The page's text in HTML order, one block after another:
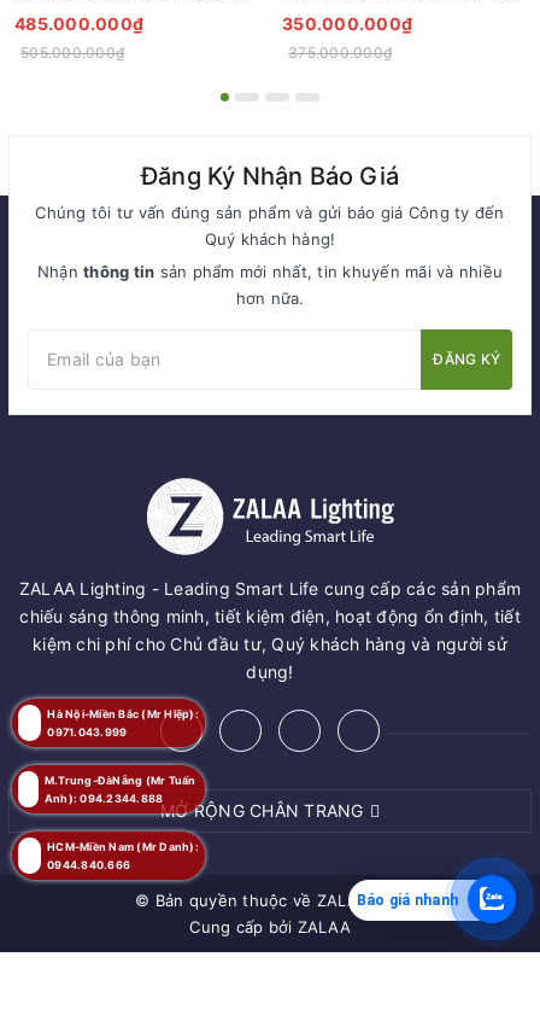
Sáng Cho Đại Đô Thị
485.000.000₫
505.000.000₫
ZCQ-HH1001 ZALAA Fortune
Tree Series
350.000.000₫
375.000.000₫
Đăng Ký Nhận Báo Giá
Chúng tôi tư vấn đúng sản phẩm và gửi báo giá Công ty đến
Quý khách hàng!
Nhậnthông tin sản phẩm mới nhất, tin khuyến mãi và nhiều
hơn nữa.
ĐĂNG KÝ
ZALAA Lighting - Leading Smart Life cung cấp các sản phẩm
chiếu sáng thông minh, tiết kiệm điện, hoạt động ổn định, tiết
kiệm chi phí cho Chủ đầu tư, Quý khách hàng và người sử
dụng!
MỞ RỘNG CHÂN TRANG
© Bản quyền thuộc về ZALAA JSC
Cung cấp bởi ZALAA
HCM-Miền Nam (Mr Danh):
0944.840.666
Hà Nội-Miền Bắc (Mr Hiệp):
0971.043.999
M.Trung-ĐàNẵng (Mr Tuấn
Anh): 094.2344.888
Báo giá nhanh